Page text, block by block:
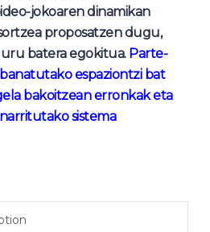
jokoaren dinamikan
proposatzen dugu,
batera egokitua. Parte-
espaziontzi bat
bakoitzean erronkak eta
sistema